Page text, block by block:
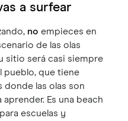
a surfear
no empieces en
de las olas
sitio será casi siempre
pueblo, que tiene
donde las olas son
Es una beach
escuelas y